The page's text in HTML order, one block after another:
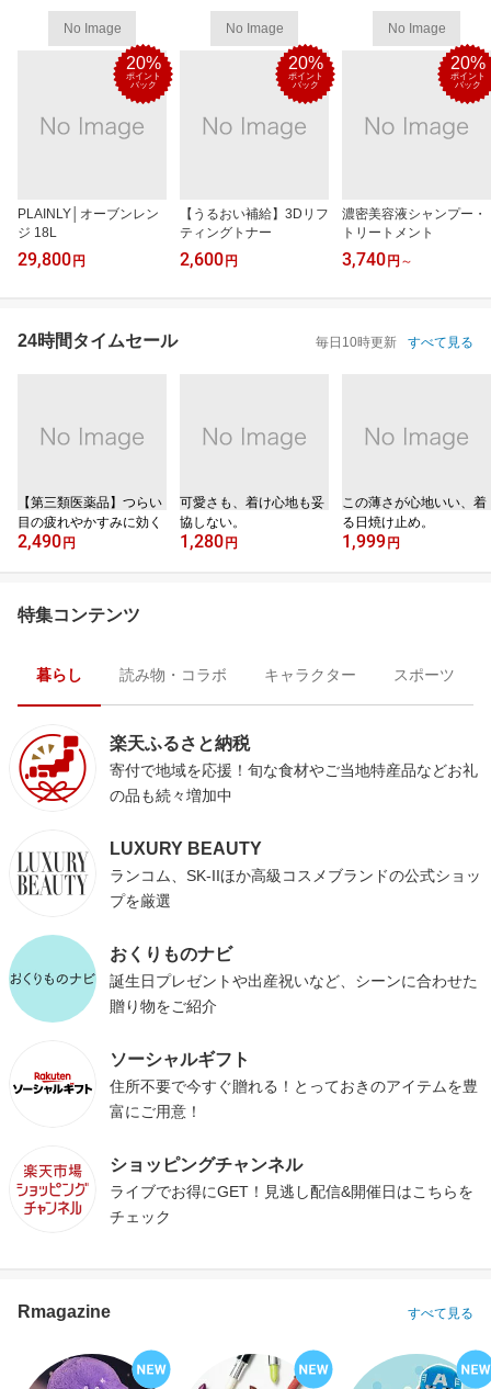
No Image
20%
ポイント
バック
PLAINLY│オーブンレン
ジ 18L
29,800 円
No Image
20%
ポイント
バック
【うるおい補給】3Dリフ
ティングトナー
2,600 円
No Image
20%
ポイント
バック
濃密美容液シャンプー・
トリートメント
3,740 円 ～
24時間タイムセール 毎日10時更新 すべて見る
【第三類医薬品】つらい
目の疲れやかすみに効く
2,490 円
可愛さも、着け心地も妥
協しない。
1,280 円
この薄さが心地いい、着
る日焼け止め。
1,999 円
特集コンテンツ
暮らし 読み物・コラボ キャラクター スポーツ
楽天ふるさと納税
寄付で地域を応援！旬な食材やご当地特産品などお礼
の品も続々増加中
LUXURY BEAUTY
ランコム、SK-IIほか高級コスメブランドの公式ショッ
プを厳選
おくりものナビ
誕生日プレゼントや出産祝いなど、シーンに合わせた
贈り物をご紹介
ソーシャルギフト
住所不要で今すぐ贈れる！とっておきのアイテムを豊
富にご用意！
ショッピングチャンネル
ライブでお得にGET！見逃し配信&開催日はこちらを
チェック
Rmagazine すべて見る